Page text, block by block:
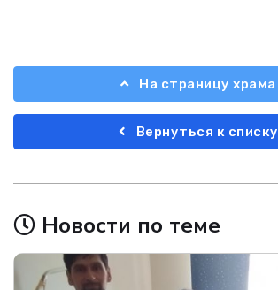
На страницу храма
Вернуться к списку
Новости по теме